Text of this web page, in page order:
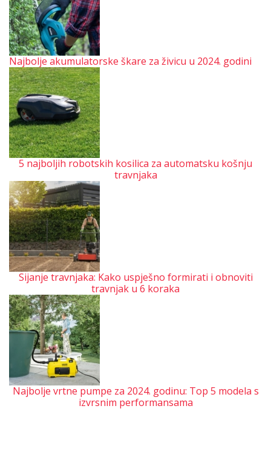
Najbolje akumulatorske škare za živicu u 2024. godini
5 najboljih robotskih kosilica za automatsku košnju
travnjaka
Sijanje travnjaka: Kako uspješno formirati i obnoviti
travnjak u 6 koraka
Najbolje vrtne pumpe za 2024. godinu: Top 5 modela s
izvrsnim performansama